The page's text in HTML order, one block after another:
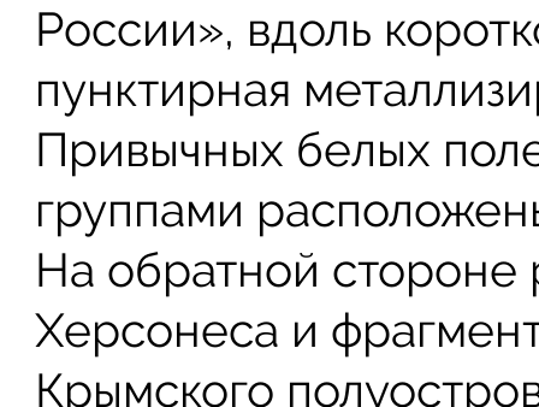
России», вдоль
пунктирная
Привычных белых
группами
На обратной
Херсонеса и
Крымского